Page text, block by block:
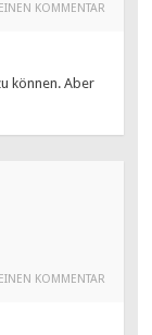
KOMMENTAR
können. Aber
KOMMENTAR